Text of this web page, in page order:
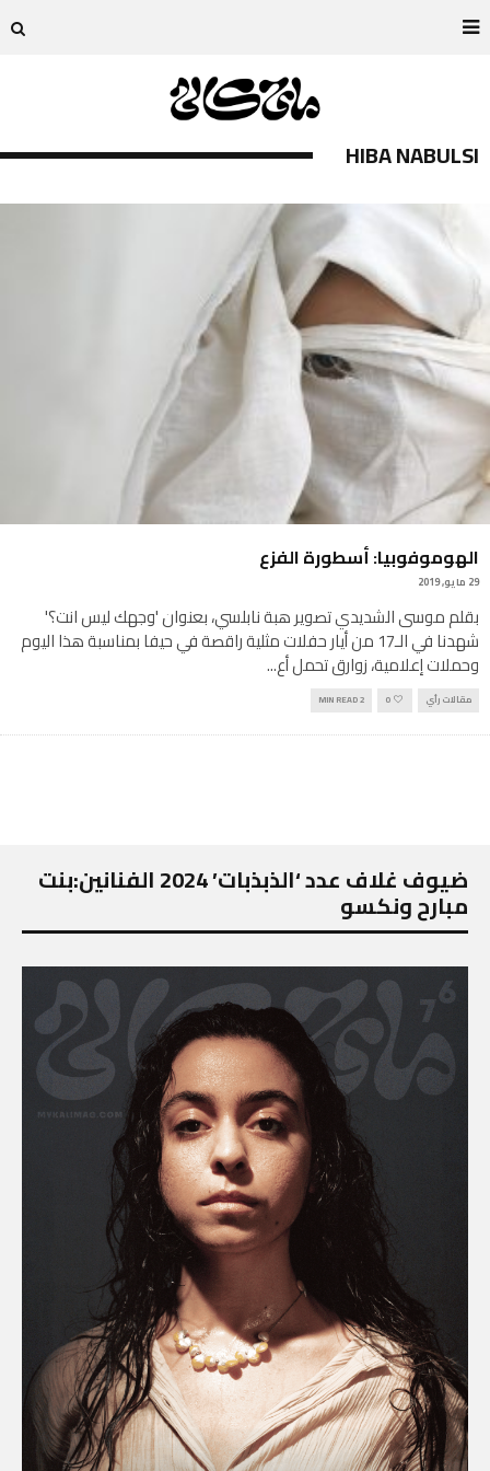
HIBA NABULSI
الهوموفوبيا: أسطورة الفزع
29 مايو, 2019
بقلم موسى الشديدي تصوير هبة نابلسي، بعنوان 'وجهك ليس انت؟'
شهدنا في الـ17 من أيار حفلات مثلية راقصة في حيفا بمناسبة هذا اليوم
وحملات إعلامية، زوارق تحمل أع...
مقالات رأي 0
2 MIN READ
ضيوف غلاف عدد ‘الذبذبات’ 2024 الفنانين:بنت
مبارح ونكسو